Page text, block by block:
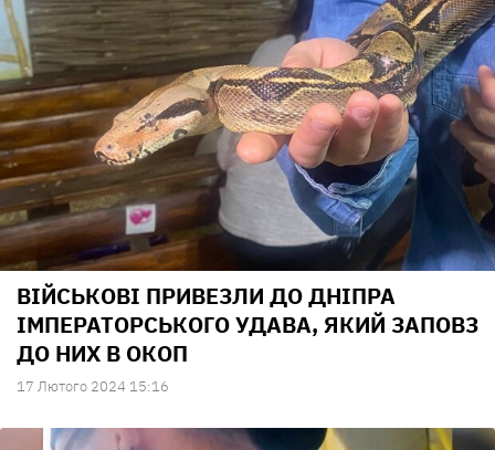
ВІЙСЬКОВІ ПРИВЕЗЛИ ДО ДНІПРА
ІМПЕРАТОРСЬКОГО УДАВА, ЯКИЙ ЗАПОВЗ
ДО НИХ В ОКОП
17 Лютого 2024 15:16